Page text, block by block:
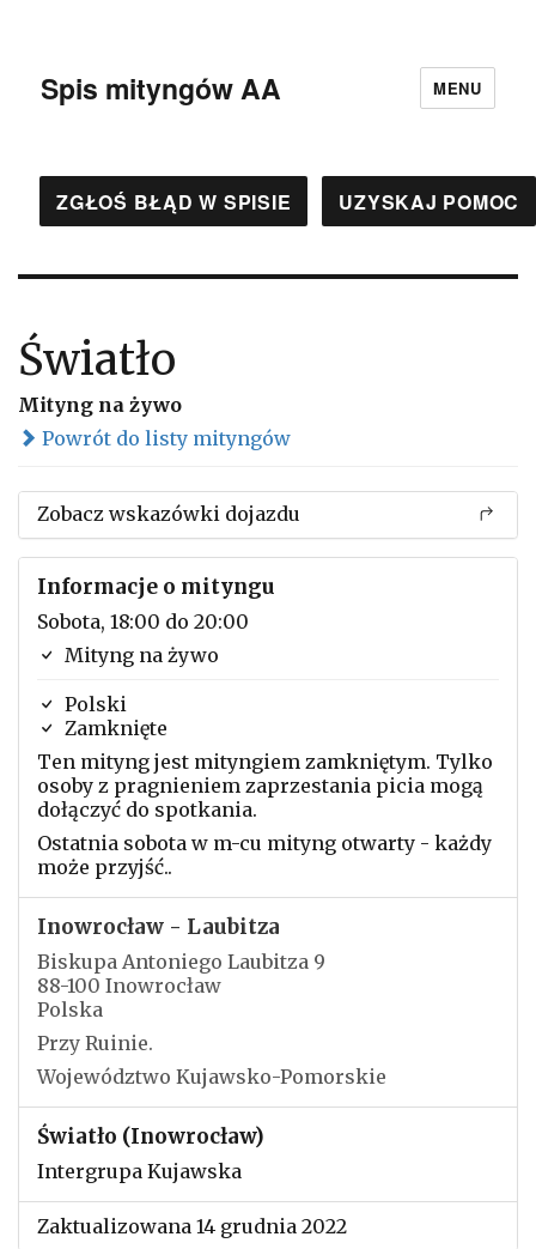
Spis mityngów AA MENU
ZGŁOŚ BŁĄD W SPISIE UZYSKAJ POMOC
Światło
Mityng na żywo
Powrót do listy mityngów
Zobacz wskazówki dojazdu
Informacje o mityngu
Sobota, 18:00 do 20:00
Mityng na żywo
Polski
Zamknięte
Ten mityng jest mityngiem zamkniętym. Tylko
osoby z pragnieniem zaprzestania picia mogą
dołączyć do spotkania.
Ostatnia sobota w m-cu mityng otwarty - każdy
może przyjść..
Inowrocław - Laubitza
Biskupa Antoniego Laubitza 9
88-100 Inowrocław
Polska
Przy Ruinie.
Województwo Kujawsko-Pomorskie
Światło (Inowrocław)
Intergrupa Kujawska
Zaktualizowana 14 grudnia 2022